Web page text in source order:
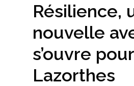
Résilience,
nouvelle
s’ouvre
Lazorthes